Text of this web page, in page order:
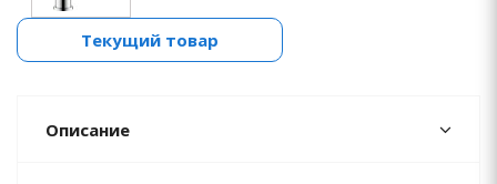
Текущий товар
Описание